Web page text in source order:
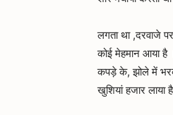
लगता था ,दरवाजे पर
कोई मेहमान आया है
कपड़े के, झोले में
खुशियां हजार लाया